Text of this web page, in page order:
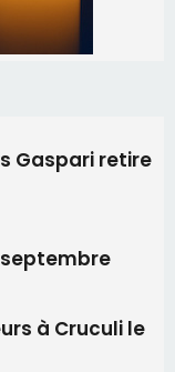
Gaspari retire
septembre
à Cruculi le